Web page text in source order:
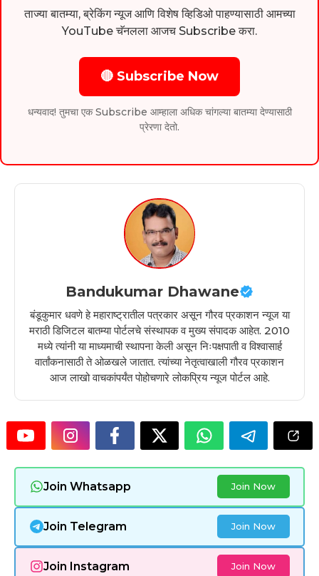
ताज्या बातम्या, ब्रेकिंग न्यूज आणि विशेष व्हिडिओ पाहण्यासाठी आमच्या
YouTube चॅनलला आजच Subscribe करा.
🔴 Subscribe Now
धन्यवाद! तुमचा एक Subscribe आम्हाला अधिक चांगल्या बातम्या देण्यासाठी
प्रेरणा देतो.
Bandukumar Dhawane
बंडूकुमार धवणे हे महाराष्ट्रातील पत्रकार असून गौरव प्रकाशन न्यूज या
मराठी डिजिटल बातम्या पोर्टलचे संस्थापक व मुख्य संपादक आहेत. 2010
मध्ये त्यांनी या माध्यमाची स्थापना केली असून निःपक्षपाती व विश्वासार्ह
वार्तांकनासाठी ते ओळखले जातात. त्यांच्या नेतृत्वाखाली गौरव प्रकाशन
आज लाखो वाचकांपर्यंत पोहोचणारे लोकप्रिय न्यूज पोर्टल आहे.
Join Whatsapp Join Now
Join Telegram Join Now
Join Instagram Join Now